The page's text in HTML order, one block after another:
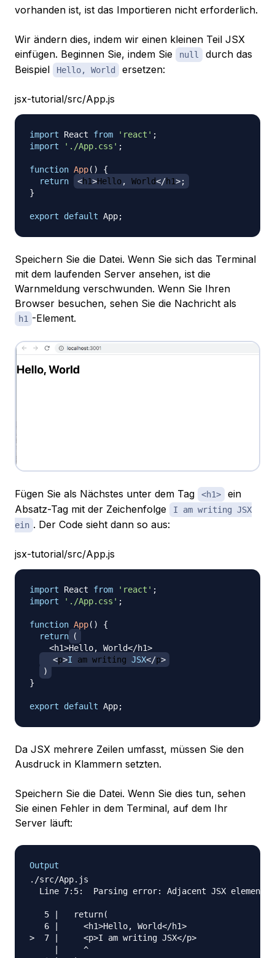
vorhanden ist, ist das Importieren nicht erforderlich.
Wir ändern dies, indem wir einen kleinen Teil JSX
einfügen. Beginnen Sie, indem Sie
null
durch das
Beispiel
Hello, World ersetzen:
jsx-tutorial/src/App.js
import React from 'react' ;
import
'./App.css' ;
function App( )
{
return
<h1>Hello, World</h1>;
}
export default App;
Speichern Sie die Datei. Wenn Sie sich das Terminal
mit dem laufenden Server ansehen, ist die
Warnmeldung verschwunden. Wenn Sie Ihren
Browser besuchen, sehen Sie die Nachricht als
h1 -Element.
Fügen Sie als Nächstes unter dem Tag <h1>
ein
Absatz-Tag mit der Zeichenfolge
I am writing JSX
ein . Der Code sieht dann so aus:
jsx-tutorial/src/App.js
import React from 'react' ;
import
'./App.css' ;
function App( )
{
return (
<h1>Hello, World</h1>
<p>I am writing JSX</p>
)
}
export default App;
Da JSX mehrere Zeilen umfasst, müssen Sie den
Ausdruck in Klammern setzten.
Speichern Sie die Datei. Wenn Sie dies tun, sehen
Sie einen Fehler in dem Terminal, auf dem Ihr
Server läuft:
Output
./src/App.js
Line 7:5:  Parsing error: Adjacent JSX
   5 |   return(
   6 |     <h1>Hello, World</h1>
>  7 |     <p>I am writing JSX</p>
     |     ^